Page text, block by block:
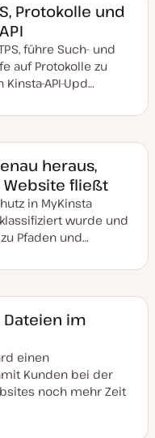
Protokolle und
führe Such- und
auf Protokolle zu
API-Upd…
heraus,
fließt
in MyKinsta
wurde und
Pfaden und…
im
einen
Kunden bei der
noch mehr Zeit